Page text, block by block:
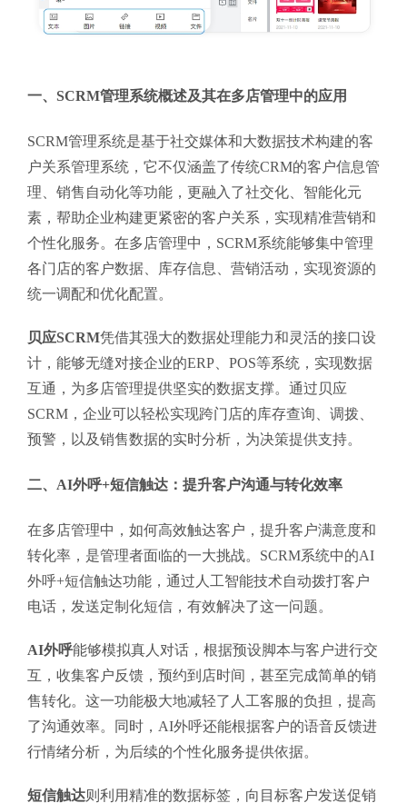
一、SCRM管理系统概述及其在多店管理中的应用
SCRM管理系统是基于社交媒体和大数据技术构建的客
户关系管理系统，它不仅涵盖了传统CRM的客户信息管
理、销售自动化等功能，更融入了社交化、智能化元
素，帮助企业构建更紧密的客户关系，实现精准营销和
个性化服务。在多店管理中，SCRM系统能够集中管理
各门店的客户数据、库存信息、营销活动，实现资源的
统一调配和优化配置。
贝应SCRM凭借其强大的数据处理能力和灵活的接口设
计，能够无缝对接企业的ERP、POS等系统，实现数据
互通，为多店管理提供坚实的数据支撑。通过贝应
SCRM，企业可以轻松实现跨门店的库存查询、调拨、
预警，以及销售数据的实时分析，为决策提供支持。
二、AI外呼+短信触达：提升客户沟通与转化效率
在多店管理中，如何高效触达客户，提升客户满意度和
转化率，是管理者面临的一大挑战。SCRM系统中的AI
外呼+短信触达功能，通过人工智能技术自动拨打客户
电话，发送定制化短信，有效解决了这一问题。
AI外呼能够模拟真人对话，根据预设脚本与客户进行交
互，收集客户反馈，预约到店时间，甚至完成简单的销
售转化。这一功能极大地减轻了人工客服的负担，提高
了沟通效率。同时，AI外呼还能根据客户的语音反馈进
行情绪分析，为后续的个性化服务提供依据。
短信触达则利用精准的数据标签，向目标客户发送促销